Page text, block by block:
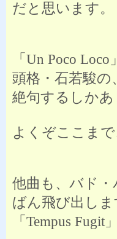
だと思います。
「Un Poco
頭格・石若駿
絶句するしかあ
よくぞここま
他曲も、バド
ばん飛び出しま
「Tempus